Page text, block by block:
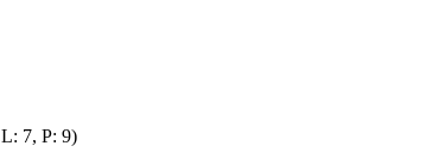
7, P: 9)